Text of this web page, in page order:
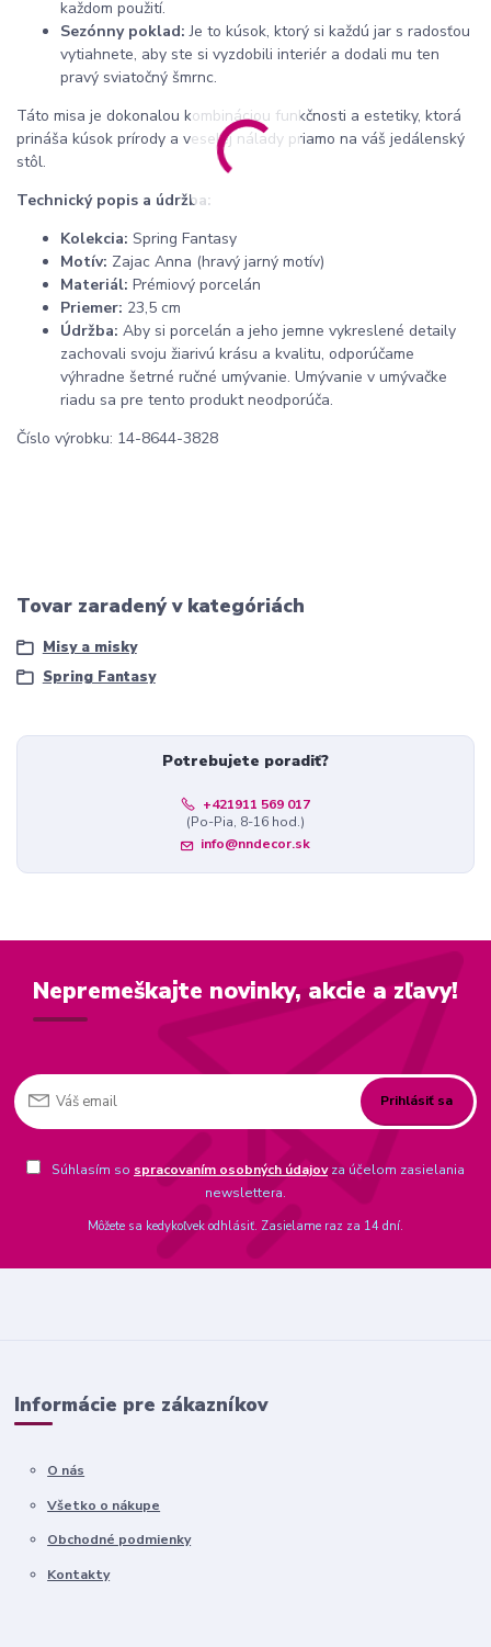
každom použití.
Sezónny poklad: Je to kúsok, ktorý si každú jar s radosťou
vytiahnete, aby ste si vyzdobili interiér a dodali mu ten
pravý sviatočný šmrnc.
Táto misa je dokonalou kombináciou funkčnosti a estetiky, ktorá
prináša kúsok prírody a veselej nálady priamo na váš jedálenský
stôl.
Technický popis a údržba:
Kolekcia: Spring Fantasy
Motív: Zajac Anna (hravý jarný motív)
Materiál: Prémiový porcelán
Priemer: 23,5 cm
Údržba: Aby si porcelán a jeho jemne vykreslené detaily
zachovali svoju žiarivú krásu a kvalitu, odporúčame
výhradne šetrné ručné umývanie. Umývanie v umývačke
riadu sa pre tento produkt neodporúča.
Číslo výrobku: 14-8644-3828
Tovar zaradený v kategóriách
Misy a misky
Spring Fantasy
Potrebujete poradiť?
+421911 569 017
(Po-Pia, 8-16 hod.)
info@nndecor.sk
Nepremeškajte novinky, akcie a zľavy!
Prihlásiť sa
Súhlasím so spracovaním osobných údajovza účelom zasielania
newslettera.
Môžete sa kedykoľvek odhlásiť. Zasielame raz za 14 dní.
Informácie pre zákazníkov
O nás
Všetko o nákupe
Obchodné podmienky
Kontakty